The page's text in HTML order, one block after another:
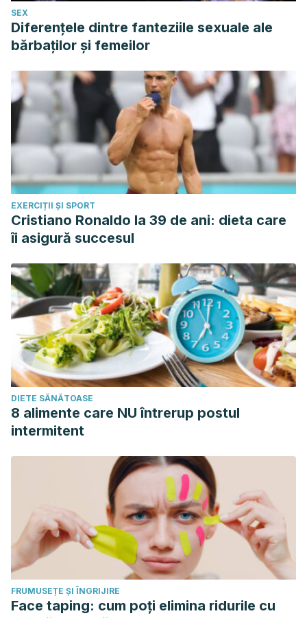
SEX
Diferențele dintre fanteziile sexuale ale
bărbaților și femeilor
EXERCIȚII ȘI SPORT
Cristiano Ronaldo la 39 de ani: dieta care
îi asigură succesul
DIETE SĂNĂTOASE
8 alimente care NU întrerup postul
intermitent
FRUMUSEȚE ȘI ÎNGRIJIRE
Face taping: cum poți elimina ridurile cu